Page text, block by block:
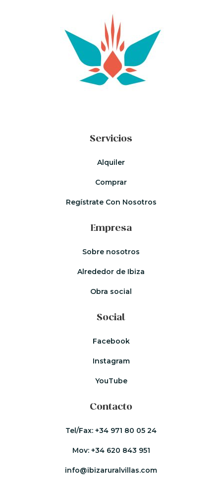
Servicios
Alquiler
Comprar
Regístrate Con Nosotros
Empresa
Sobre nosotros
Alrededor de Ibiza
Obra social
Social
Facebook
Instagram
YouTube
Contacto
Tel/Fax: +34 971 80 05 24
Mov: +34 620 843 951
info@ibizaruralvillas.com